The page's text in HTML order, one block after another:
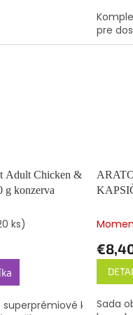
pre
Adult Chicken &
g konzerva
ks)
krmivo
Sada